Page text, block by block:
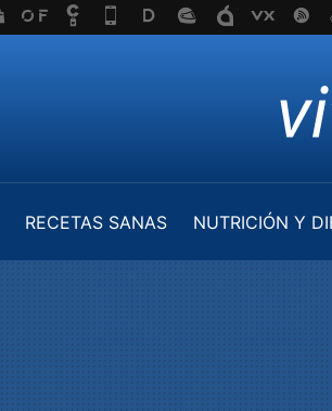
RECETAS SANAS NUTRICIÓN Y